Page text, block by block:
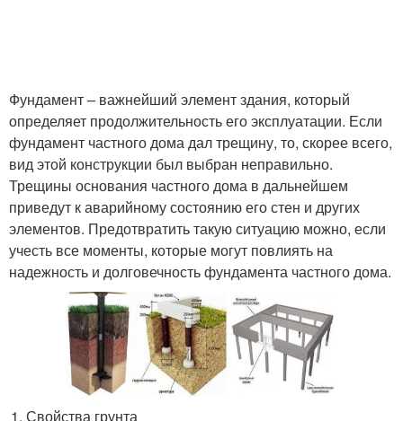
Фундамент – важнейший элемент здания, который
определяет продолжительность его эксплуатации. Если
фундамент частного дома дал трещину, то, скорее всего,
вид этой конструкции был выбран неправильно.
Трещины основания частного дома в дальнейшем
приведут к аварийному состоянию его стен и других
элементов. Предотвратить такую ситуацию можно, если
учесть все моменты, которые могут повлиять на
надежность и долговечность фундамента частного дома.
Свойства грунта